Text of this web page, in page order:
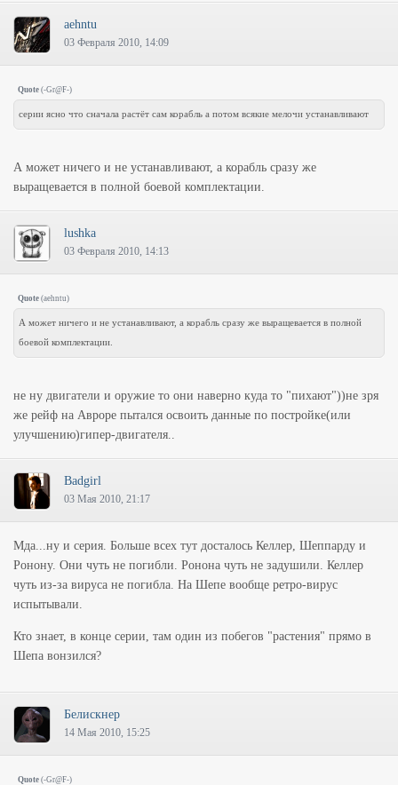
aehntu
03 Февраля 2010, 14:09
Quote (-Gr@F-)
серии ясно что сначала растёт сам корабль а потом всякие мелочи устанавливают
А может ничего и не устанавливают, а корабль сразу же
выращевается в полной боевой комплектации.
lushka
03 Февраля 2010, 14:13
Quote (aehntu)
А может ничего и не устанавливают, а корабль сразу же выращевается в полной
боевой комплектации.
не ну двигатели и оружие то они наверно куда то "пихают"))не зря
же рейф на Авроре пытался освоить данные по постройке(или
улучшению)гипер-двигателя..
Badgirl
03 Мая 2010, 21:17
Мда...ну и серия. Больше всех тут досталось Келлер, Шеппарду и
Ронону. Они чуть не погибли. Ронона чуть не задушили. Келлер
чуть из-за вируса не погибла. На Шепе вообще ретро-вирус
испытывали.
Кто знает, в конце серии, там один из побегов "растения" прямо в
Шепа вонзился?
Белискнер
14 Мая 2010, 15:25
Quote (-Gr@F-)